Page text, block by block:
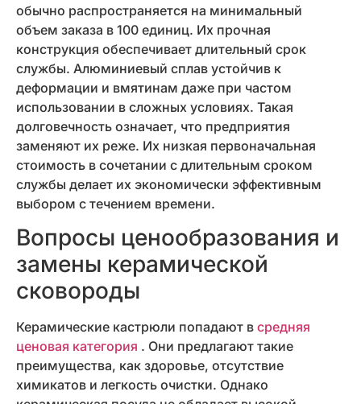
обычно распространяется на минимальный
объем заказа в 100 единиц. Их прочная
конструкция обеспечивает длительный срок
службы. Алюминиевый сплав устойчив к
деформации и вмятинам даже при частом
использовании в сложных условиях. Такая
долговечность означает, что предприятия
заменяют их реже. Их низкая первоначальная
стоимость в сочетании с длительным сроком
службы делает их экономически эффективным
выбором с течением времени.
Вопросы ценообразования и
замены керамической
сковороды
Керамические кастрюли попадают в средняя
ценовая категория . Они предлагают такие
преимущества, как здоровье, отсутствие
химикатов и легкость очистки. Однако